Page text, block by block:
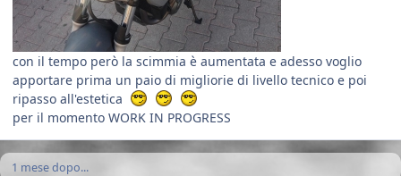
con il tempo però la scimmia è aumentata e adesso voglio
apportare prima un paio di migliorie di livello tecnico e poi
ripasso all'estetica
per il momento WORK IN PROGRESS
1 mese dopo...